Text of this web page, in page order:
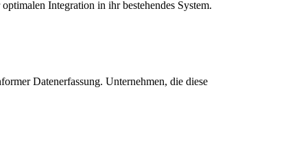
Integration in ihr bestehendes System.
Datenerfassung. Unternehmen, die diese